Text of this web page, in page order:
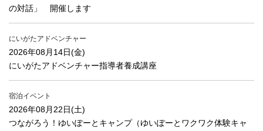
の対話」 開催します
にいがたアドベンチャー
2026年08月14日(金)
にいがたアドベンチャー指導者養成講座
宿泊イベント
2026年08月22日(土)
つながろう！ゆいぽーとキャンプ（ゆいぽーとワクワク体験キャ